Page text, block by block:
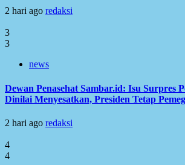
2 hari ago redaksi
3
3
news
Dewan Penasehat Sambar.id: Isu Surpres
Dinilai Menyesatkan, Presiden Tetap
2 hari ago redaksi
4
4